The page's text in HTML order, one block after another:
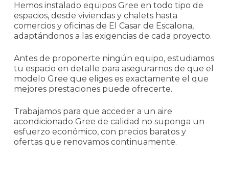
Hemos instalado equipos Gree en todo tipo de
espacios, desde viviendas y chalets hasta
comercios y oficinas de El Casar de Escalona,
adaptándonos a las exigencias de cada proyecto.
Antes de proponerte ningún equipo, estudiamos
tu espacio en detalle para asegurarnos de que el
modelo Gree que eliges es exactamente el que
mejores prestaciones puede ofrecerte.
Trabajamos para que acceder a un aire
acondicionado Gree de calidad no suponga un
esfuerzo económico, con precios baratos y
ofertas que renovamos continuamente.